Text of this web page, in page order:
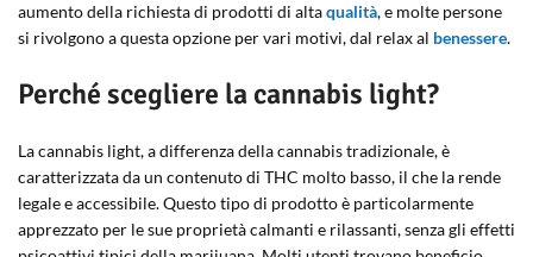
aumento della richiesta di prodotti di altaqualità, e molte persone
si rivolgono a questa opzione per vari motivi, dal relax al benessere.
Perché scegliere la cannabis light?
La cannabis light, a differenza della cannabis tradizionale, è
caratterizzata da un contenuto di THC molto basso, il che la rende
legale e accessibile. Questo tipo di prodotto è particolarmente
apprezzato per le sue proprietà calmanti e rilassanti, senza gli effetti